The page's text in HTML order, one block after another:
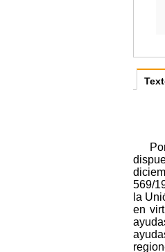
569/
la
en